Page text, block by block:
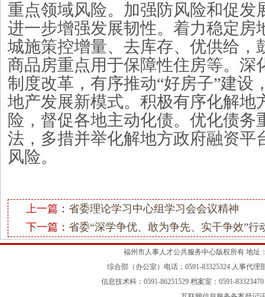
重点领域风险。加强防风险和促发
进一步增强发展韧性。着力稳定房
城施策控增量、去库存、优供给，
商品房重点用于保障性住房等。深
制度改革，有序推动“好房子”建设
地产发展新模式。积极有序化解地
险，督促各地主动化债。优化债务
法，多措并举化解地方政府融资平
风险。
上一篇： 省委理论学习中心组学习会会议精神
下一篇： 省委“深学争优、敢为争先、实干争效”行
福州市人事人才公共服务中心版权所有 地址
综合部（办公室）电话：0591-83325324 人事代理
信息技术科：0591-86251529 档案室：0591-